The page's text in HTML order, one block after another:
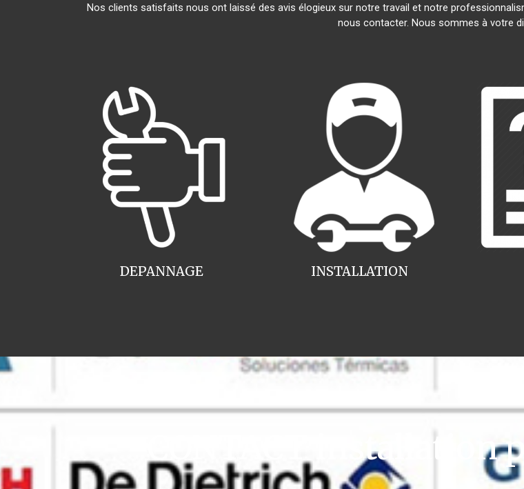
Nos clients satisfaits nous ont laissé des avis élogieux sur notre travail et notre
nous contacter. Nous sommes à votre
INSTALLATION
DEPANNAGE
CONTACT installation